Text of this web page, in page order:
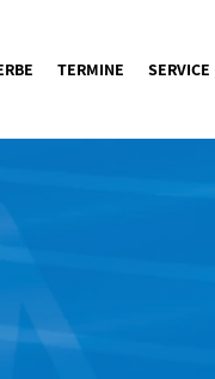
TERMINE SERVICE